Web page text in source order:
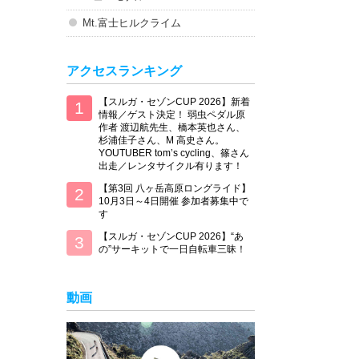
Mt.富士ヒルクライム
アクセスランキング
【スルガ・セゾンCUP 2026】新着
情報／ゲスト決定！ 弱虫ペダル原
作者 渡辺航先生、橋本英也さん、
杉浦佳子さん、M 高史さん。
YOUTUBER tom’s cycling、篠さん
出走／レンタサイクル有ります！
【第3回 八ヶ岳高原ロングライド】
10月3日～4日開催 参加者募集中で
す
【スルガ・セゾンCUP 2026】“あ
の”サーキットで一日自転車三昧！
動画